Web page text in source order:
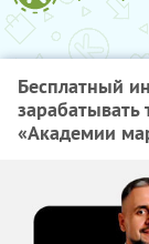
Бесплатный
зарабатывать
«Академии